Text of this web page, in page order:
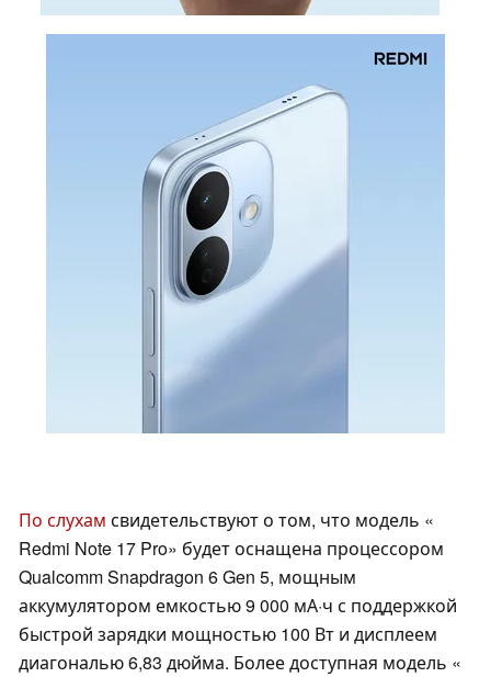
По слухам свидетельствуют о том, что модель «
Redmi Note 17 Pro» будет оснащена процессором
Qualcomm Snapdragon 6 Gen 5, мощным
аккумулятором емкостью 9 000 мА·ч с поддержкой
быстрой зарядки мощностью 100 Вт и дисплеем
диагональю 6,83 дюйма. Более доступная модель «